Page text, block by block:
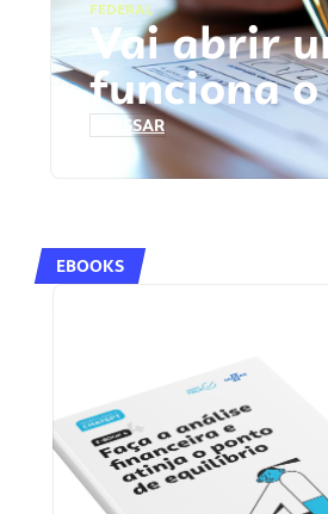
FEDERAL
Vai abrir
funciona o
ACESSAR
EBOOKS